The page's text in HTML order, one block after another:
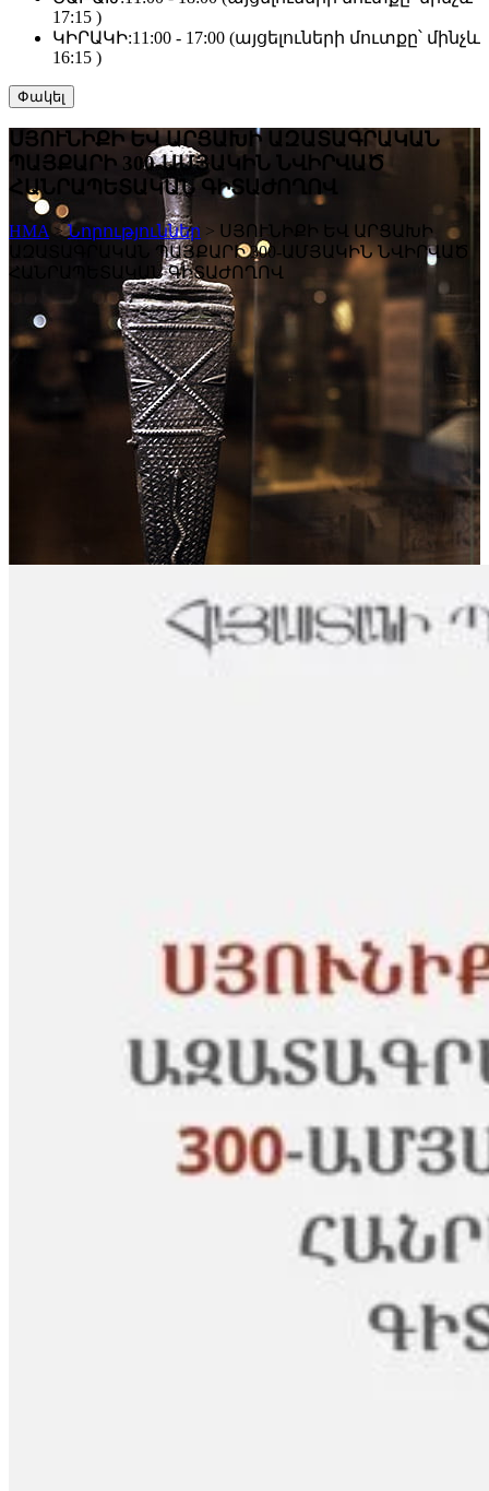
17:15 )
ԿԻՐԱԿԻ:11:00 - 17:00 (այցելուների մուտքը՝ մինչև
16:15 )
Փակել
ՍՅՈՒՆԻՔԻ ԵՎ ԱՐՑԱԽԻ ԱԶԱՏԱԳՐԱԿԱՆ
ՊԱՅՔԱՐԻ 300-ԱՄՅԱԿԻՆ ՆՎԻՐՎԱԾ
ՀԱՆՐԱՊԵՏԱԿԱՆ ԳԻՏԱԺՈՂՈՎ
HMA>Նորություններ > ՍՅՈՒՆԻՔԻ ԵՎ ԱՐՑԱԽԻ
ԱԶԱՏԱԳՐԱԿԱՆ ՊԱՅՔԱՐԻ 300-ԱՄՅԱԿԻՆ ՆՎԻՐՎԱԾ
ՀԱՆՐԱՊԵՏԱԿԱՆ ԳԻՏԱԺՈՂՈՎ